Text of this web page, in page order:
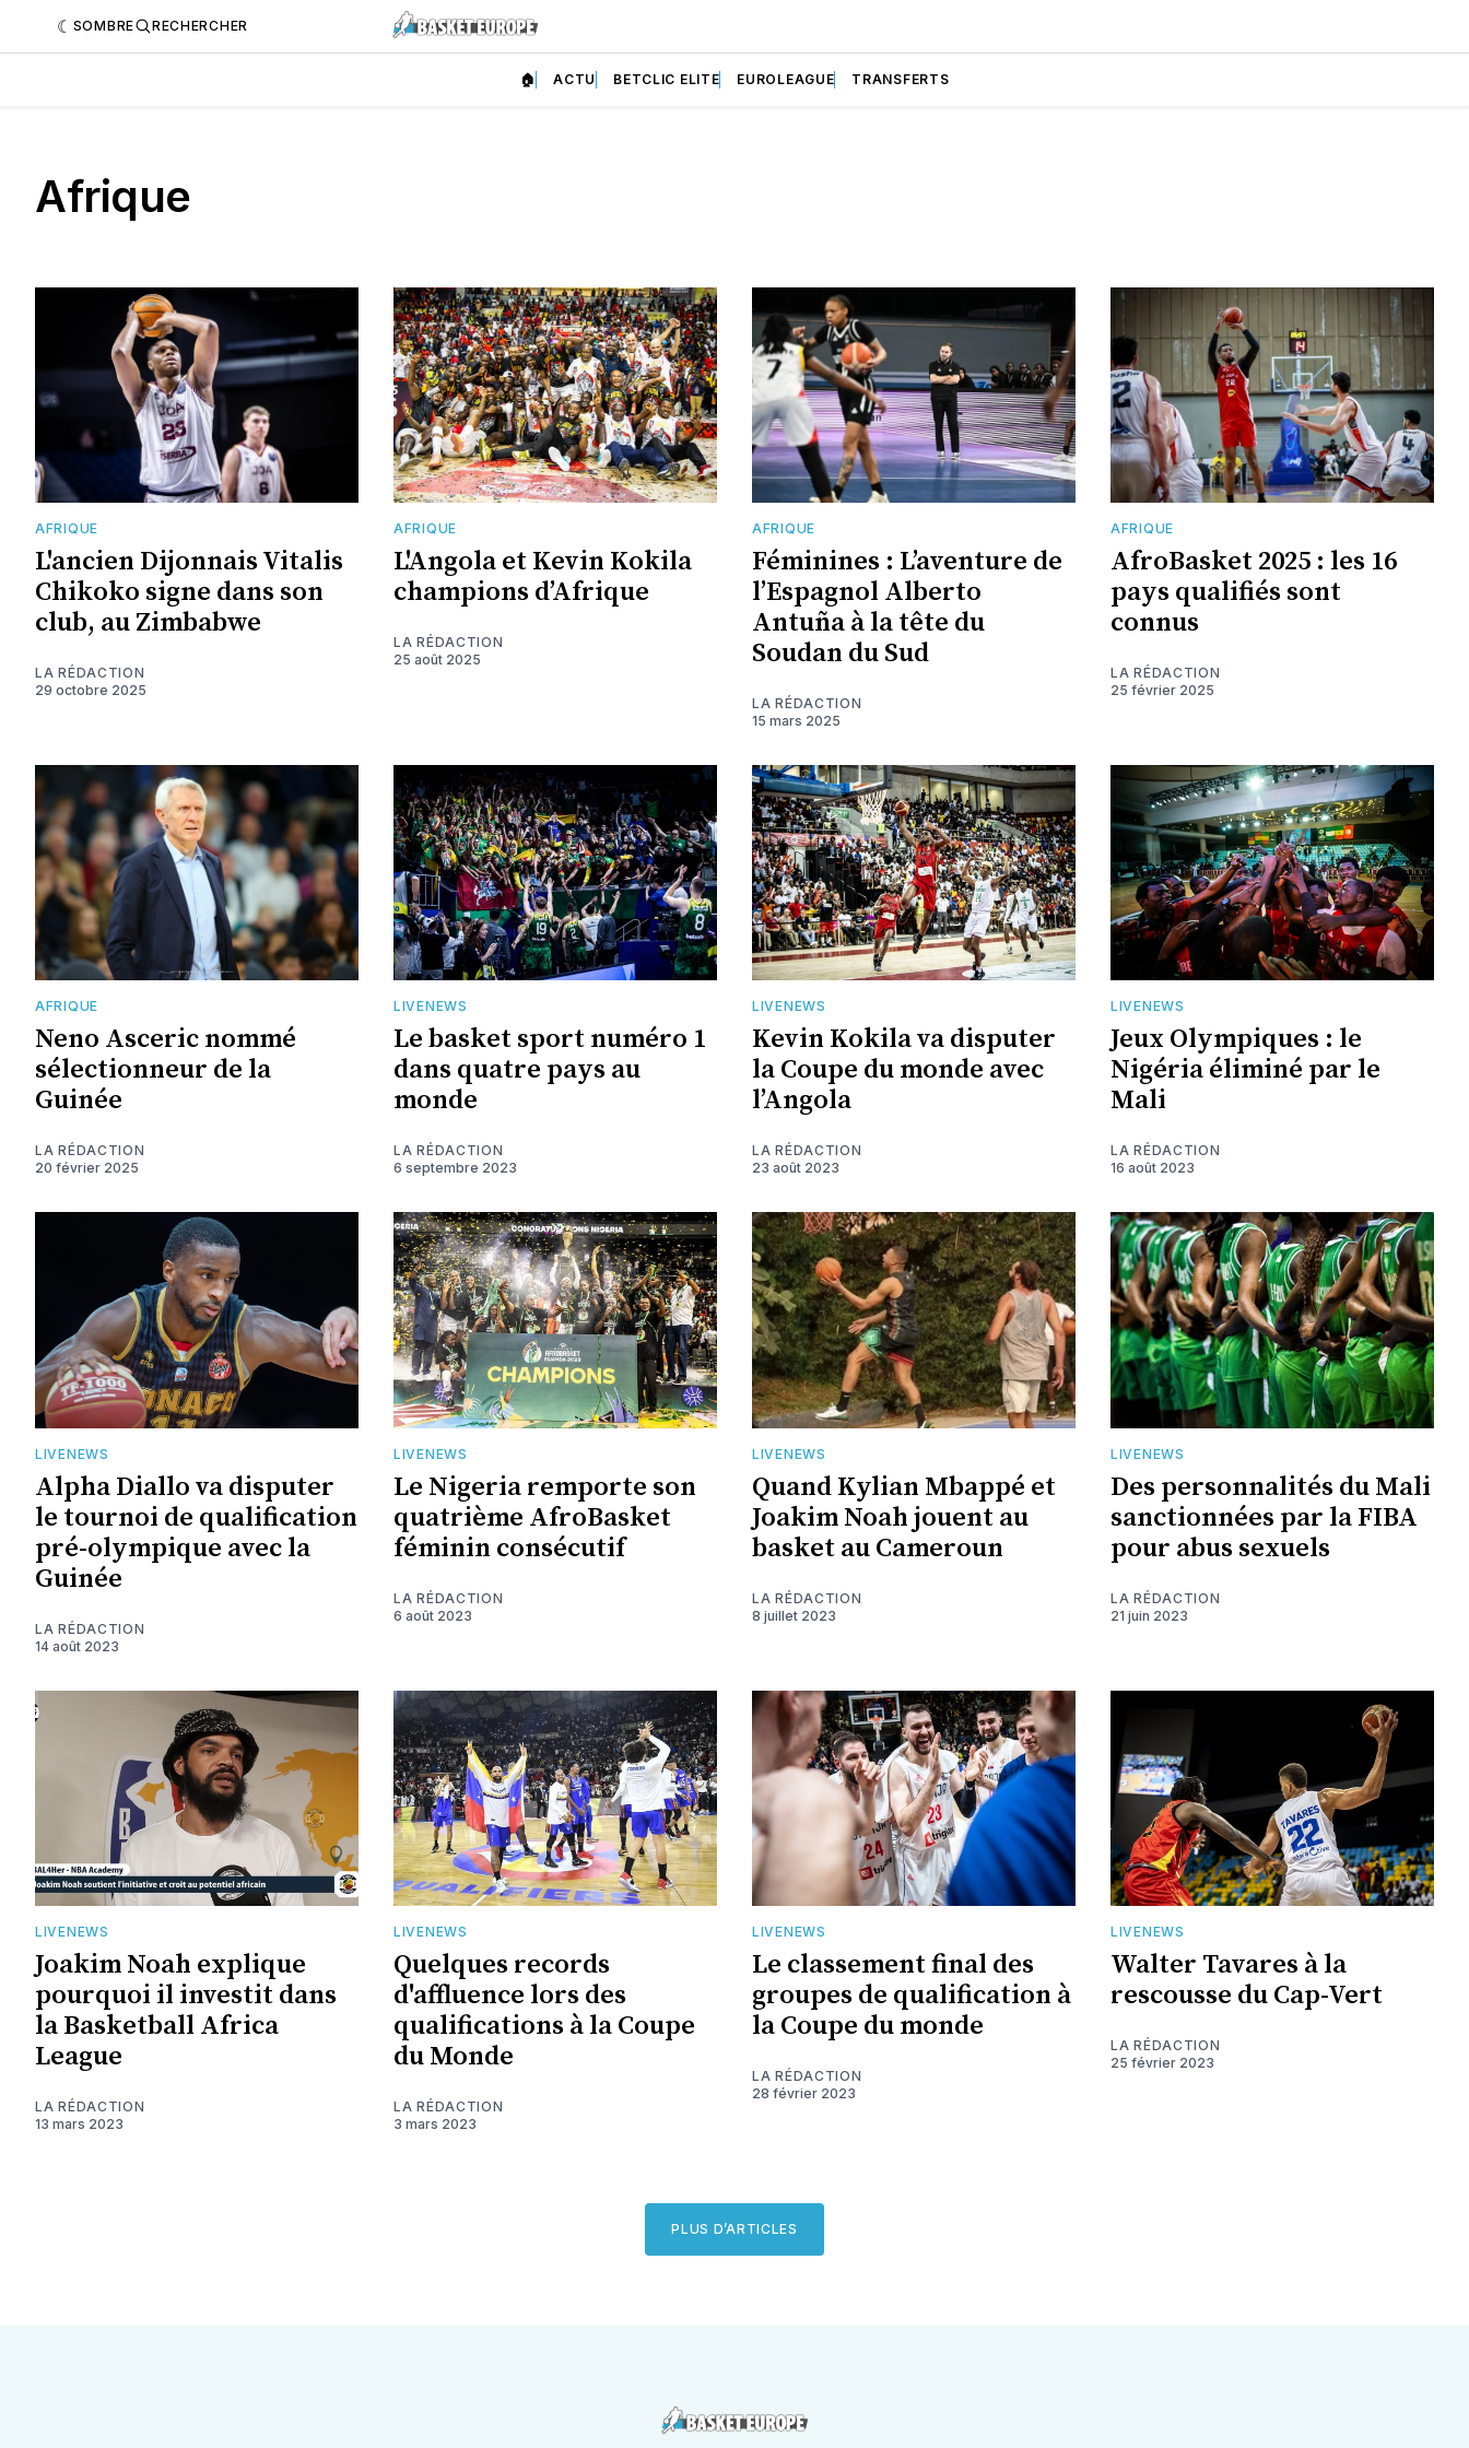
SOMBRE RECHERCHER
🏠 ACTU BETCLIC ELITE EUROLEAGUE TRANSFERTS
Afrique
AFRIQUE
L'ancien Dijonnais Vitalis
Chikoko signe dans son
club, au Zimbabwe
LA RÉDACTION
29 octobre 2025
AFRIQUE
L'Angola et Kevin Kokila
champions d’Afrique
LA RÉDACTION
25 août 2025
AFRIQUE
Féminines : L’aventure de
l’Espagnol Alberto
Antuña à la tête du
Soudan du Sud
LA RÉDACTION
15 mars 2025
AFRIQUE
AfroBasket 2025 : les 16
pays qualifiés sont
connus
LA RÉDACTION
25 février 2025
AFRIQUE
Neno Asceric nommé
sélectionneur de la
Guinée
LA RÉDACTION
20 février 2025
LIVENEWS
Le basket sport numéro 1
dans quatre pays au
monde
LA RÉDACTION
6 septembre 2023
LIVENEWS
Kevin Kokila va disputer
la Coupe du monde avec
l’Angola
LA RÉDACTION
23 août 2023
LIVENEWS
Jeux Olympiques : le
Nigéria éliminé par le
Mali
LA RÉDACTION
16 août 2023
LIVENEWS
Alpha Diallo va disputer
le tournoi de qualification
pré-olympique avec la
Guinée
LA RÉDACTION
14 août 2023
LIVENEWS
Le Nigeria remporte son
quatrième AfroBasket
féminin consécutif
LA RÉDACTION
6 août 2023
LIVENEWS
Quand Kylian Mbappé et
Joakim Noah jouent au
basket au Cameroun
LA RÉDACTION
8 juillet 2023
LIVENEWS
Des personnalités du Mali
sanctionnées par la FIBA
pour abus sexuels
LA RÉDACTION
21 juin 2023
LIVENEWS
Joakim Noah explique
pourquoi il investit dans
la Basketball Africa
League
LA RÉDACTION
13 mars 2023
LIVENEWS
Quelques records
d'affluence lors des
qualifications à la Coupe
du Monde
LA RÉDACTION
3 mars 2023
LIVENEWS
Le classement final des
groupes de qualification à
la Coupe du monde
LA RÉDACTION
28 février 2023
LIVENEWS
Walter Tavares à la
rescousse du Cap-Vert
LA RÉDACTION
25 février 2023
PLUS D’ARTICLES